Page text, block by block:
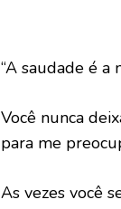
“A saudade é
Você nunca
para me
As vezes você